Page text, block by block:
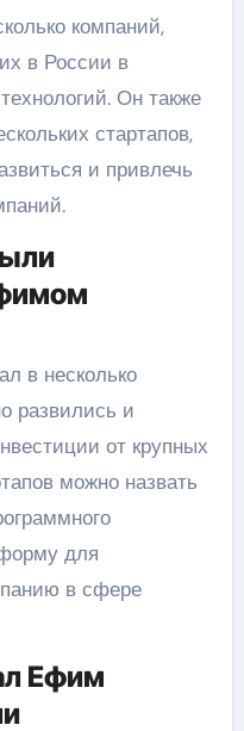
компаний,
в России в
Он также
стартапов,
и привлечь
в несколько
развились и
от крупных
можно назвать
для
в сфере
Ефим